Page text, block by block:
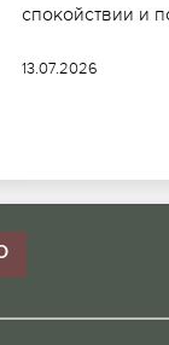
спокойствии и
13.07.2026